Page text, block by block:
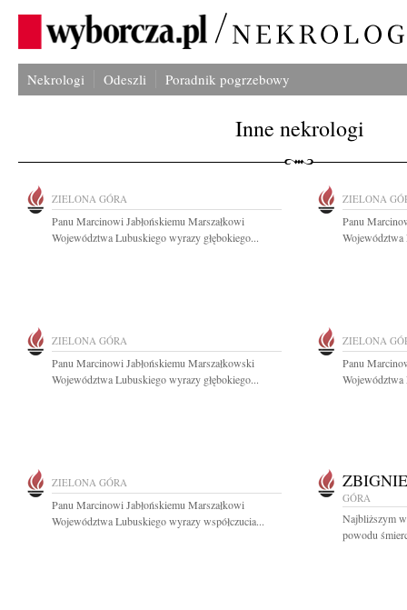
Nekrologi Odeszli Poradnik pogrzebowy
Inne nekrologi
ZIELONA GÓRA
Panu Marcinowi Jabłońskiemu Marszałkowi
Województwa Lubuskiego wyrazy głębokiego...
ZIELONA
Panu
Województwa
ZIELONA GÓRA
Panu Marcinowi Jabłońskiemu Marszałkowski
Województwa Lubuskiego wyrazy głębokiego...
ZIELONA
Panu
Województwa
ZIELONA GÓRA
Panu Marcinowi Jabłońskiemu Marszałkowi
Województwa Lubuskiego wyrazy współczucia...
GÓRA
Najbliższym
powodu